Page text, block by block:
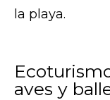
la playa.
aves y